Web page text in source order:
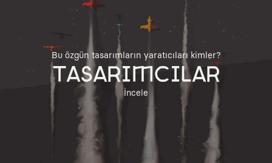
Bu özgün tasarımların yaratıcıları kimler?
TASARIMCILAR
İncele